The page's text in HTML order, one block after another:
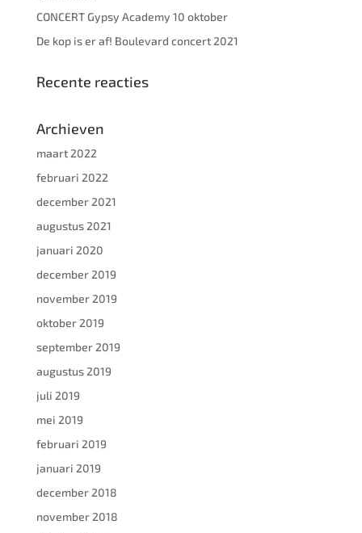
CONCERT Gypsy Academy 10 oktober
De kop is er af! Boulevard concert 2021
Recente reacties
Archieven
maart 2022
februari 2022
december 2021
augustus 2021
januari 2020
december 2019
november 2019
oktober 2019
september 2019
augustus 2019
juli 2019
mei 2019
februari 2019
januari 2019
december 2018
november 2018